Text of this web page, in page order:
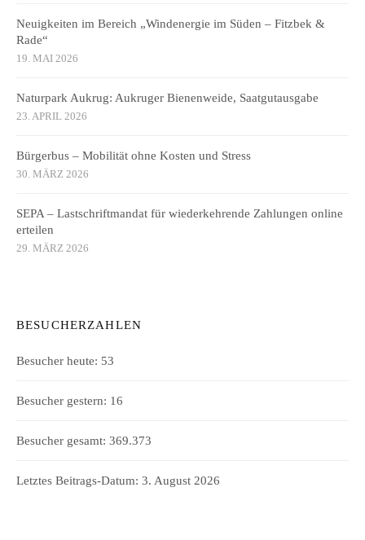
Neuigkeiten im Bereich „Windenergie im Süden – Fitzbek &
Rade“
19. MAI 2026
Naturpark Aukrug: Aukruger Bienenweide, Saatgutausgabe
23. APRIL 2026
Bürgerbus – Mobilität ohne Kosten und Stress
30. MÄRZ 2026
SEPA – Lastschriftmandat für wiederkehrende Zahlungen online
erteilen
29. MÄRZ 2026
BESUCHERZAHLEN
Besucher heute: 53
Besucher gestern: 16
Besucher gesamt: 369.373
Letztes Beitrags-Datum: 3. August 2026